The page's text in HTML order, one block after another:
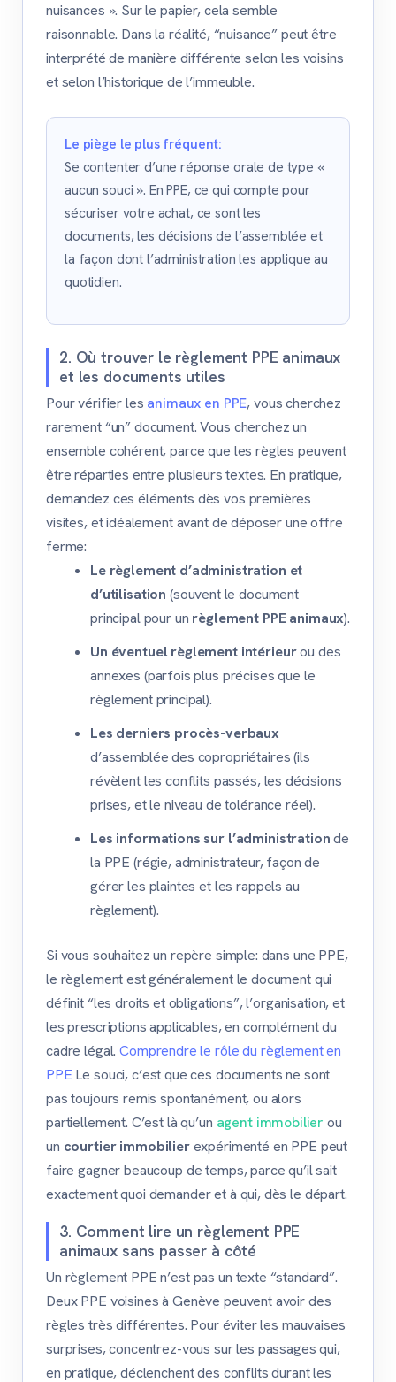
nuisances ». Sur le papier, cela semble
raisonnable. Dans la réalité, “nuisance” peut être
interprété de manière différente selon les voisins
et selon l’historique de l’immeuble.
Le piège le plus fréquent:
Se contenter d’une réponse orale de type «
aucun souci ». En PPE, ce qui compte pour
sécuriser votre achat, ce sont les
documents, les décisions de l’assemblée et
la façon dont l’administration les applique au
quotidien.
2. Où trouver le règlement PPE animaux
et les documents utiles
Pour vérifier les animaux en PPE, vous cherchez
rarement “un” document. Vous cherchez un
ensemble cohérent, parce que les règles peuvent
être réparties entre plusieurs textes. En pratique,
demandez ces éléments dès vos premières
visites, et idéalement avant de déposer une offre
ferme:
Le règlement d’administration et
d’utilisation (souvent le document
principal pour un règlement PPE animaux).
Un éventuel règlement intérieurou des
annexes (parfois plus précises que le
règlement principal).
Les derniers procès-verbaux
d’assemblée des copropriétaires (ils
révèlent les conflits passés, les décisions
prises, et le niveau de tolérance réel).
Les informations sur l’administrationde
la PPE (régie, administrateur, façon de
gérer les plaintes et les rappels au
règlement).
Si vous souhaitez un repère simple: dans une PPE,
le règlement est généralement le document qui
définit “les droits et obligations”, l’organisation, et
les prescriptions applicables, en complément du
cadre légal.Comprendre le rôle du règlement en
PPE Le souci, c’est que ces documents ne sont
pas toujours remis spontanément, ou alors
partiellement. C’est là qu’un agent immobilier ou
un courtier immobilierexpérimenté en PPE peut
faire gagner beaucoup de temps, parce qu’il sait
exactement quoi demander et à qui, dès le départ.
3. Comment lire un règlement PPE
animaux sans passer à côté
Un règlement PPE n’est pas un texte “standard”.
Deux PPE voisines à Genève peuvent avoir des
règles très différentes. Pour éviter les mauvaises
surprises, concentrez-vous sur les passages qui,
en pratique, déclenchent des conflits durant les